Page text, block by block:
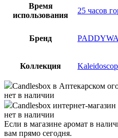
Время
использования
25 часов
Бренд
Коллекция
Candlesbox в Аптекарском
нет в наличии
Candlesbox интернет-магазин
нет в наличии
Если в магазине аромат в
вам прямо сегодня.